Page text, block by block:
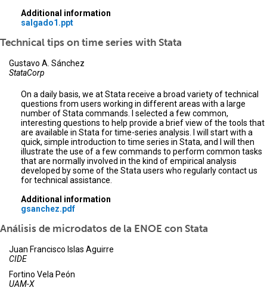
Additional information
salgado1.ppt
Technical tips on time series with Stata
Gustavo A. Sánchez
StataCorp
On a daily basis, we at Stata receive a broad variety of technical
questions from users working in different areas with a large
number of Stata commands. I selected a few common,
interesting questions to help provide a brief view of the tools that
are available in Stata for time-series analysis. I will start with a
quick, simple introduction to time series in Stata, and I will then
illustrate the use of a few commands to perform common tasks
that are normally involved in the kind of empirical analysis
developed by some of the Stata users who regularly contact us
for technical assistance.
Additional information
gsanchez.pdf
Análisis de microdatos de la ENOE con Stata
Juan Francisco Islas Aguirre
CIDE
Fortino Vela Peón
UAM-X